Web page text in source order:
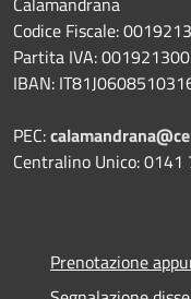
Codice Fiscale:
Partita IVA:
IBAN:
PEC:
Centralino Unico: 0141
Prenotazione